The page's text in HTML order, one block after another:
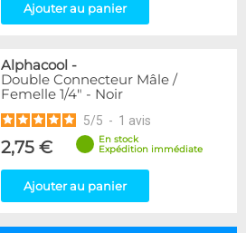
Ajouter au panier
Alphacool -
Double Connecteur Mâle /
Femelle 1/4" - Noir
5/5 - 1 avis
2,75 €
En stock
Expédition immédiate
Ajouter au panier